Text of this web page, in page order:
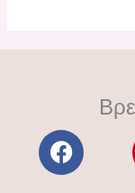
F
a